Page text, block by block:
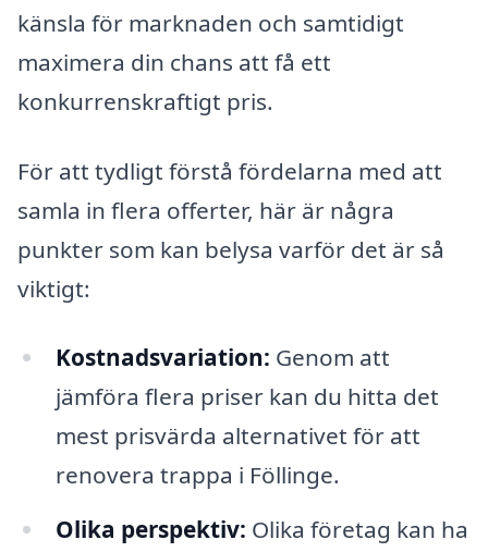
känsla för marknaden och samtidigt
maximera din chans att få ett
konkurrenskraftigt pris.
För att tydligt förstå fördelarna med att
samla in flera offerter, här är några
punkter som kan belysa varför det är så
viktigt:
Kostnadsvariation: Genom att
jämföra flera priser kan du hitta det
mest prisvärda alternativet för att
renovera trappa i Föllinge.
Olika perspektiv: Olika företag kan ha